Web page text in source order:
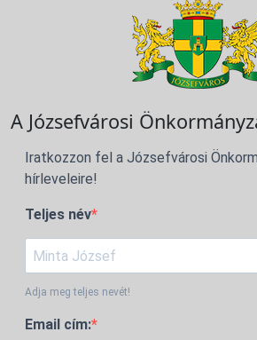
A Józsefvárosi
Iratkozzon fel a Józsefvárosi
hírleveleire!
Teljes név
Adja meg teljes nevét!
Email cím: